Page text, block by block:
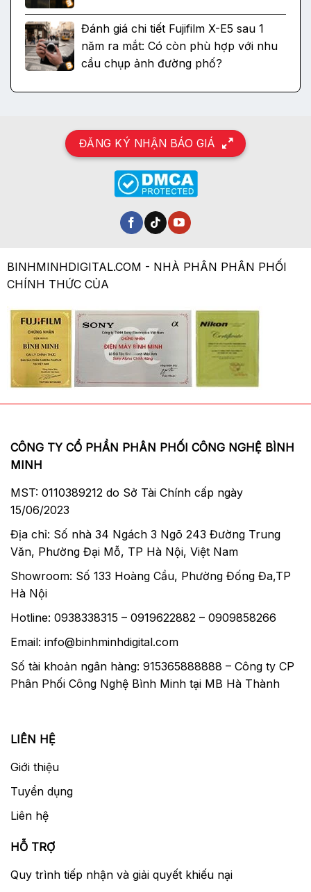
Đánh giá chi tiết Fujifilm X-E5 sau 1
năm ra mắt: Có còn phù hợp với nhu
cầu chụp ảnh đường phố?
ĐĂNG KÝ NHẬN BÁO GIÁ
BINHMINHDIGITAL.COM - NHÀ PHÂN PHÂN PHỐI
CHÍNH THỨC CỦA
CÔNG TY CỔ PHẦN PHÂN PHỐI CÔNG NGHỆ BÌNH
MINH
MST: 0110389212 do Sở Tài Chính cấp ngày
15/06/2023
Địa chỉ: Số nhà 34 Ngách 3 Ngõ 243 Đường Trung
Văn, Phường Đại Mỗ, TP Hà Nội, Việt Nam
Showroom: Số 133 Hoàng Cầu, Phường Đống Đa,TP
Hà Nội
Hotline: 0938338315 – 0919622882 – 0909858266
Email: info@binhminhdigital.com
Số tài khoản ngân hàng: 915365888888 – Công ty CP
Phân Phối Công Nghệ Bình Minh tại MB Hà Thành
LIÊN HỆ
Giới thiệu
Tuyển dụng
Liên hệ
HỖ TRỢ
Quy trình tiếp nhận và giải quyết khiếu nại